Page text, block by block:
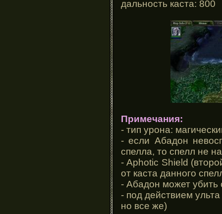
дальность каста: 800
Примечания:
- тип урона:
- если Абадон
спелла, то спелл не
- Aphotic Shield
от каста данного
- Абадон может
- под действием
но все же)